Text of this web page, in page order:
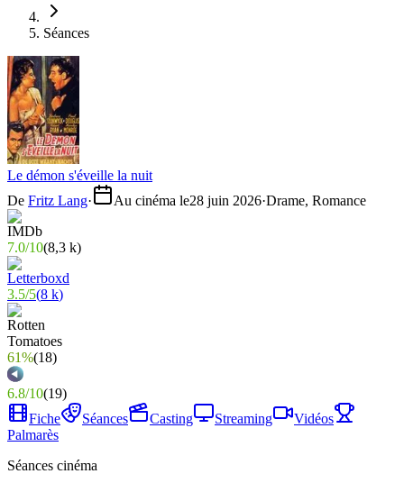
Séances
Le démon s'éveille la nuit
De Fritz Lang· Au cinéma le28 juin 2026·Drame, Romance
7.0/10(8,3 k)
3.5/5(8 k)
61%(18)
6.8/10(19)
Fiche
Séances Casting Streaming
Vidéos
Palmarès
Séances cinéma